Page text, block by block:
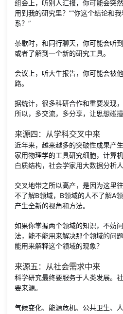
组会上，听别人汇报，你可能会突
用到我的研究里？”“你这个结论和
系？”
茶歇时，和同行聊天，你可能会听
或者了解到一个新的研究工具。
会议上，听大牛报告，你可能会被
路。
据统计，很多科研合作和重要发现
所以，多交流，多分享，让思想碰撞
来源四：从学科交叉中来
近年来，越来越多的突破性成果产
家用物理学的工具研究细胞，计算
白质结构，社会学家用大数据分析
交叉地带之所以高产，是因为这里
不了解B领域，B领域的人不了解A
产生全新的视角和方法。
如果你掌握两个领域的知识，不妨
法，能不能用来解决那个领域的问
能用来解释这个领域的现象？
来源五：从社会需求中来
科学研究最终要服务于人类发展。
要来源。
气候变化、能源危机、公共卫生、